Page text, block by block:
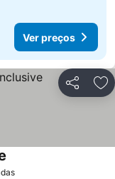
Ver preços
Partilhar